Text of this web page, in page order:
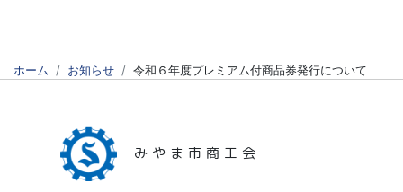
ホーム お知らせ 令和６年度プレミアム付商品券発行について
みやま市商工会